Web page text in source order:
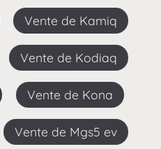
Vente de Kamiq
Vente de Kodiaq
Vente de Kona
Vente de Mgs5 ev